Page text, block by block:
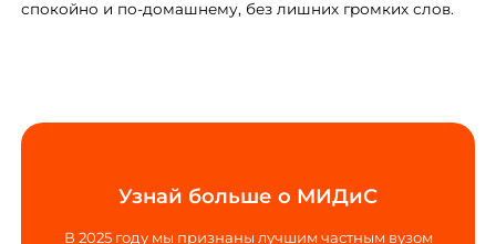
спокойно и по-домашнему, без лишних громких слов.
Узнай больше о МИДиС
В 2025 году мы признаны лучшим частным вузом